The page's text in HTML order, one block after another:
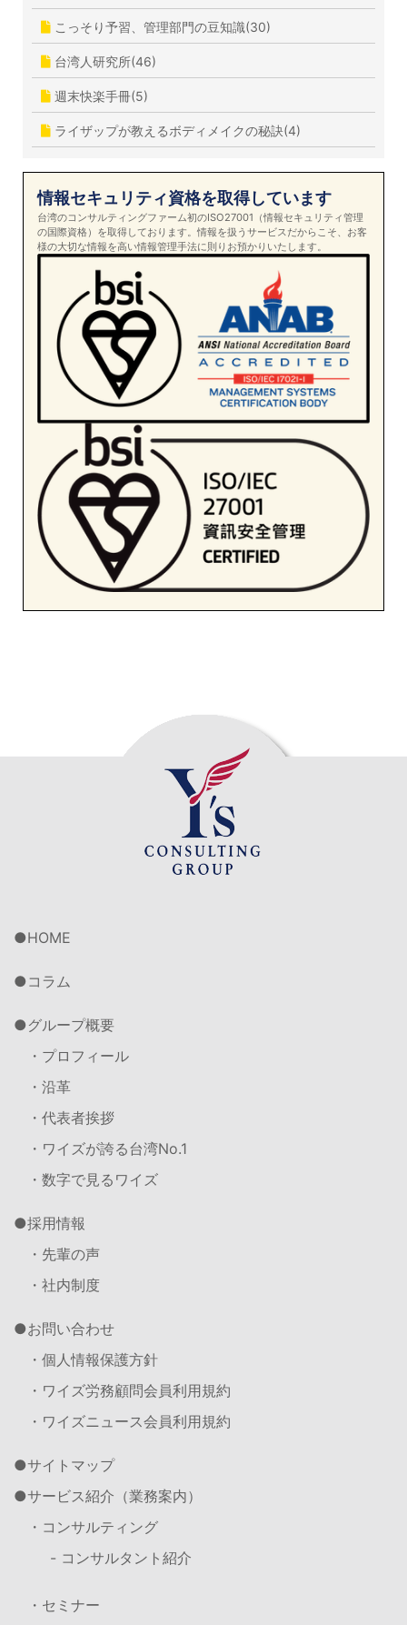
こっそり予習、管理部門の豆知識(30)
台湾人研究所(46)
週末快楽手冊(5)
ライザップが教えるボディメイクの秘訣(4)
情報セキュリティ資格を取得しています
台湾のコンサルティングファーム初のISO27001（情報セキュリティ管理
の国際資格）を取得しております。情報を扱うサービスだからこそ、お客
様の大切な情報を高い情報管理手法に則りお預かりいたします。
HOME
コラム
グループ概要
・プロフィール
・沿革
・代表者挨拶
・ワイズが誇る台湾No.1
・数字で見るワイズ
採用情報
・先輩の声
・社内制度
お問い合わせ
・個人情報保護方針
・ワイズ労務顧問会員利用規約
・ワイズニュース会員利用規約
サイトマップ
サービス紹介（業務案内）
・コンサルティング
- コンサルタント紹介
・セミナー